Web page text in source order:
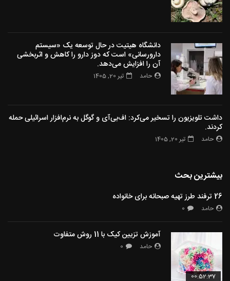
دانشگاه هیتیت در حال توسعه یک «سیستم
دارورسانی» است که دوز دارو را کاهش و اثربخشی
آن را افزایش می‌دهد.
حامد تیر 20, 1405
داشت تلویزیون را تسخیر می‌کرد: اف‌بی‌آی و گوگل به نرم‌افزار اسرائیلی حمله
کردند.
حامد تیر 20, 1405
بیشترین بحث
26 ترفند طرز تهیه صبحانه برای خانواده
حامد 0
00:52:37
آموزش تزیین کیک با 11 روش متفاوت
حامد 0